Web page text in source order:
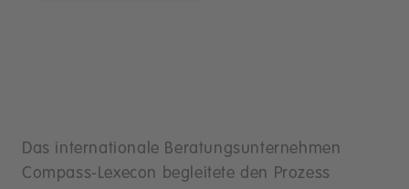
Das internationale Beratungsunternehmen
Compass-Lexecon begleitete den Prozess